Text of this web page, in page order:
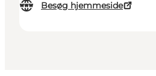
Besøg hjemmeside